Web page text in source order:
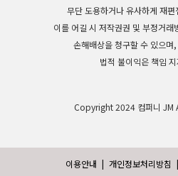
무단 도용하거나 유사하게 재
이를 어길 시 저작권권 및 부정거래
손해배상을 청구할 수 있으며
법적 불이익은 책임
Copyright 2024 컴퍼니 JM
이용안내 | 개인정보처리방침 |